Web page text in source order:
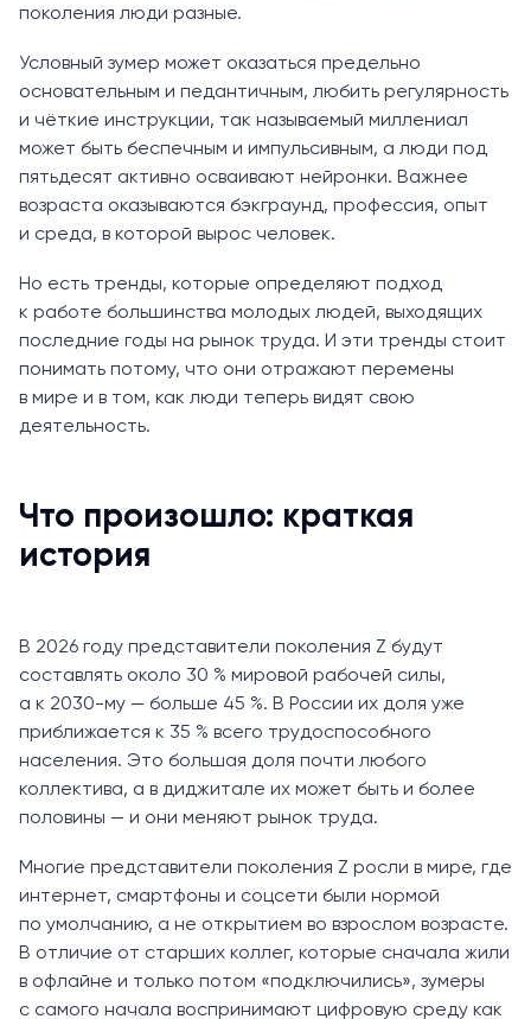
поколения люди разные.
Условный зумер может оказаться предельно
основательным и педантичным, любить регулярность
и чёткие инструкции, так называемый миллениал
может быть беспечным и импульсивным, а люди под
пятьдесят активно осваивают нейронки. Важнее
возраста оказываются бэкграунд, профессия, опыт
и среда, в которой вырос человек.
Но есть тренды, которые определяют подход
к работе большинства молодых людей, выходящих
последние годы на рынок труда. И эти тренды стоит
понимать потому, что они отражают перемены
в мире и в том, как люди теперь видят свою
деятельность.
Что произошло: краткая
история
В 2026 году представители поколения Z будут
составлять около 30 % мировой рабочей силы,
а к 2030-му — больше 45 %. В России их доля уже
приближается к 35 % всего трудоспособного
населения. Это большая доля почти любого
коллектива, а в диджитале их может быть и более
половины — и они меняют рынок труда.
Многие представители поколения Z росли в мире, где
интернет, смартфоны и соцсети были нормой
по умолчанию, а не открытием во взрослом возрасте.
В отличие от старших коллег, которые сначала жили
в офлайне и только потом «подключились», зумеры
с самого начала воспринимают цифровую среду как